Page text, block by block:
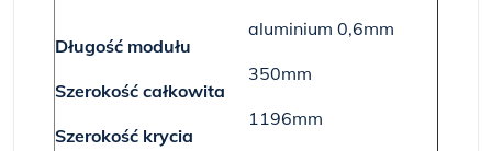
Długość modułu
Szerokość całkowita
Szerokość krycia
aluminium 0,6mm
350mm
1196mm